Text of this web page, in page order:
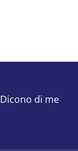
Dicono di me